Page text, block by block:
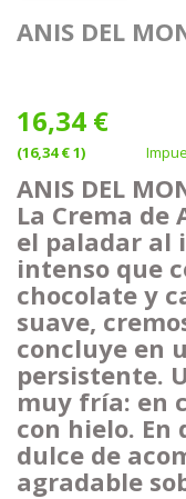
ANIS DEL
16,34 €
(16,34 € 1)
ANIS DEL
La Crema de
el paladar al
intenso que
chocolate y
suave,
concluye en
persistente.
muy fría: en
con hielo.
dulce de
agradable